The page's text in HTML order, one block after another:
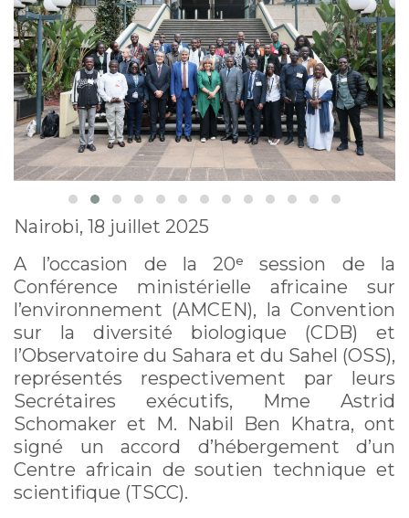
Nairobi, 18 juillet 2025
A l’occasion de la 20ᵉ session de la
Conférence ministérielle africaine sur
l’environnement (AMCEN), la Convention
sur la diversité biologique (CDB) et
l’Observatoire du Sahara et du Sahel (OSS),
représentés respectivement par leurs
Secrétaires exécutifs, Mme Astrid
Schomaker et M. Nabil Ben Khatra, ont
signé un accord d’hébergement d’un
Centre africain de soutien technique et
scientifique (TSCC).